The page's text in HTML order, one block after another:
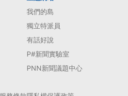
我們的島
獨立特派員
有話好說
P#新聞實驗室
PNN新聞議題中心